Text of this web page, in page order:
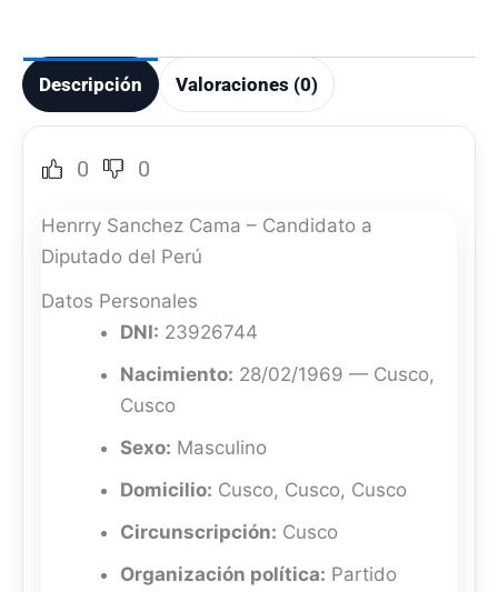
Descripción Valoraciones (0)
0 0
Henrry Sanchez Cama – Candidato a
Diputado del Perú
Datos Personales
DNI: 23926744
Nacimiento: 28/02/1969 — Cusco,
Cusco
Sexo: Masculino
Domicilio: Cusco, Cusco, Cusco
Circunscripción: Cusco
Organización política: Partido